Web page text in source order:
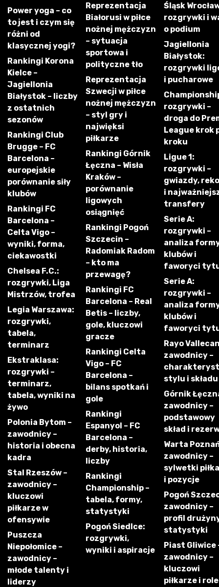
Power yoga – co
to jest i czym się
różni od
klasycznej yogi?
Rankingi Korona
Kielce –
Jagiellonia
Białystok – liczby
z ostatnich
sezonów
Rankingi Club
Brugge – FC
Barcelona –
europejskie
porównanie siły
klubów
Rankingi FC
Barcelona –
Celta Vigo –
wyniki, forma,
ciekawostki
Chelsea F.C.:
rozgrywki, Liga
Mistrzów, trofea
Legia Warszawa:
rozgrywki,
tabela,
terminarz
Ekstraklasa:
rozgrywki –
terminarz,
tabela, wyniki na
żywo
Polonia Bytom –
zawodnicy –
historia i obecna
kadra
Stal Rzeszów –
zawodnicy –
kluczowi
piłkarze w
ofensywie
Puszcza
Niepołomice –
zawodnicy –
młode talenty i
liderzy
Reprezentacja
Białorusi w piłce
nożnej mężczyzn
– sytuacja
sportowa i
polityczne tło
Reprezentacja
Szwecji w piłce
nożnej mężczyzn
– styl gry i
najwięksi
piłkarze
Rankingi Górnik
Łęczna – Wisła
Kraków –
porównanie
ligowych
osiągnięć
Rankingi Pogoń
Szczecin –
Radomiak Radom
– kto ma
przewagę?
Rankingi FC
Barcelona – Real
Betis – liczby,
gole, kluczowi
gracze
Rankingi Celta
Vigo – FC
Barcelona –
bilans spotkań i
gole
Rankingi
Espanyol – FC
Barcelona –
derby, historia,
liczby
Rankingi
Championship –
tabela, formy,
statystyki
Pogoń Siedlce:
rozgrywki,
wyniki i aspiracje
Śląsk
rozgrywki i
o podium
Jagiellonia
Białystok:
rozgrywki
i pucharowe
rozgrywki –
droga do
League krok
kroku
Ligue 1:
rozgrywki –
gwiazdy,
i
transfery
Serie A:
rozgrywki –
analiza
klubów i
faworyci
Serie A:
rozgrywki –
analiza
klubów i
faworyci
Rayo
zawodnicy –
stylu i składu
Górnik
zawodnicy –
podstawowy
skład i
Warta
zawodnicy –
sylwetki
i pozycje
Pogoń
zawodnicy –
profil
statystyki
Piast Gliwice
zawodnicy –
kluczowi
piłkarze i role